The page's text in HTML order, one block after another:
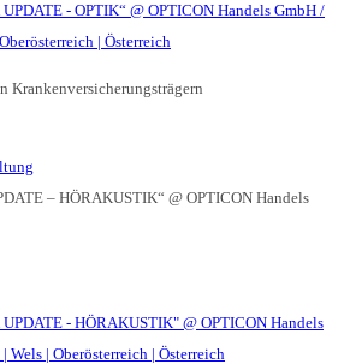
Krankenversicherungsträgern
– HÖRAKUSTIK“ @ OPTICON Handels